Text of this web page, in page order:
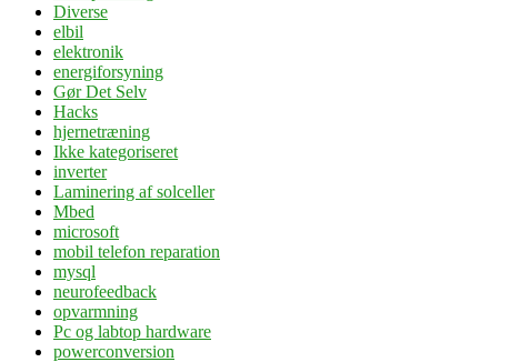
Diverse
elbil
elektronik
energiforsyning
Gør Det Selv
Hacks
hjernetræning
Ikke kategoriseret
inverter
Laminering af solceller
Mbed
microsoft
mobil telefon reparation
mysql
neurofeedback
opvarmning
Pc og labtop hardware
powerconversion